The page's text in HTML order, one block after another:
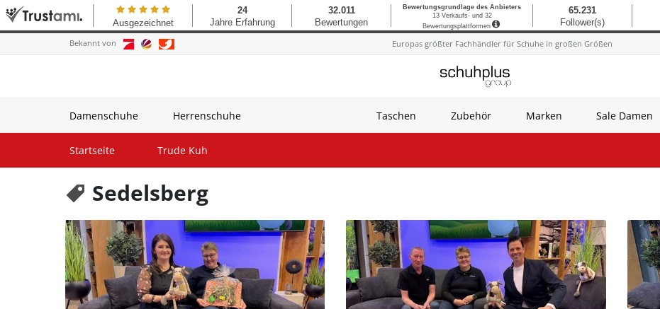
Bekannt von Europas größter Fachhändler für Schuhe in großen Größen
Damenschuhe Herrenschuhe Taschen Zubehör Marken Sale Damen
Startseite Trude Kuh
Sedelsberg